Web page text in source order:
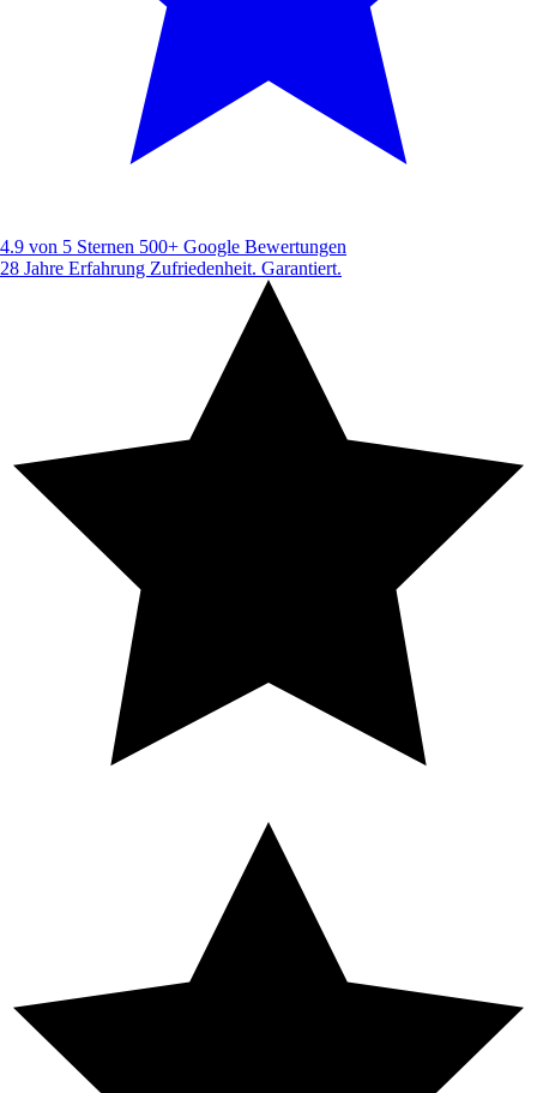
4.9 von 5 Sternen 500+ Google Bewertungen
28 Jahre Erfahrung Zufriedenheit. Garantiert.